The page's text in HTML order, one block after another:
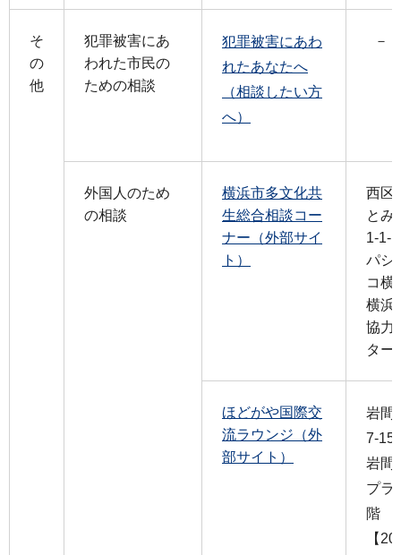
そ
の
他
犯罪被害にあ
われた市民の
ための相談
犯罪被害にあわ
れたあなたへ
（相談したい方
へ）
－
外国人のため
の相談
横浜市多文化共
生総合相談コー
ナー（外部サイ
ト）
西区
とみ
1-1-1
パシ
コ横
横浜
協力
ター
ほどがや国際交
流ラウンジ（外
部サイト）
岩間
7-15
岩間
プラ
階
【